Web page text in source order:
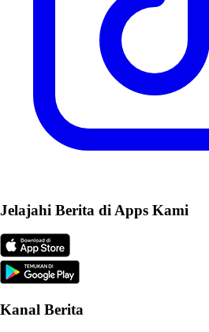
Jelajahi Berita di Apps Kami
Kanal Berita